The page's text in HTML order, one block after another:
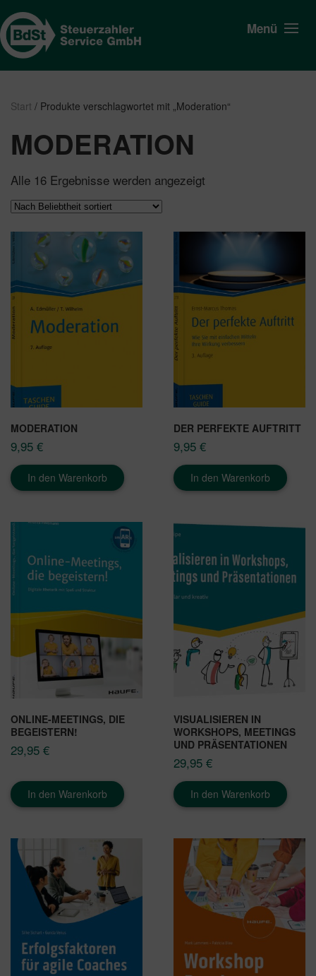
Menü
Start / Produkte verschlagwortet mit „Moderation“
MODERATION
Alle 16 Ergebnisse werden angezeigt
MODERATION
9,95 €
In den Warenkorb
DER PERFEKTE AUFTRITT
9,95 €
In den Warenkorb
ONLINE-MEETINGS, DIE
BEGEISTERN!
29,95 €
In den Warenkorb
VISUALISIEREN IN
WORKSHOPS, MEETINGS
UND PRÄSENTATIONEN
29,95 €
In den Warenkorb